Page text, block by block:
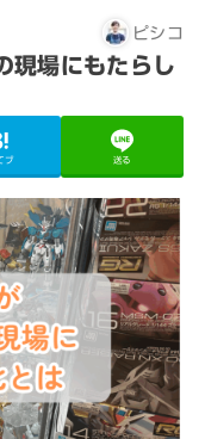
ピシコ
現場にもたらし
ブ 送る